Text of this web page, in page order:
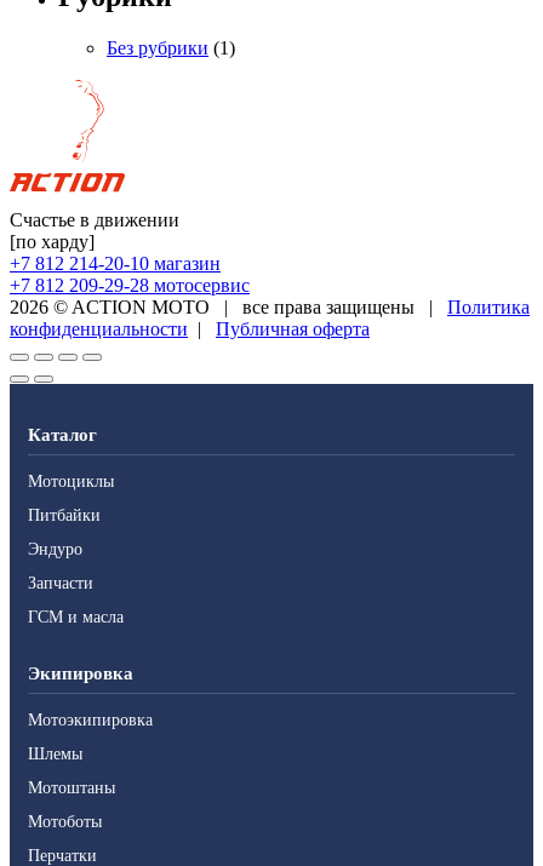
Без рубрики (1)
Счастье в движении
[по харду]
+7 812 214-20-10 магазин
+7 812 209-29-28 мотосервис
2026 © ACTION MOTO | все права защищены |
Политика
конфиденциальности | Публичная оферта
Каталог
Мотоциклы
Питбайки
Эндуро
Запчасти
ГСМ и масла
Экипировка
Мотоэкипировка
Шлемы
Мотоштаны
Мотоботы
Перчатки